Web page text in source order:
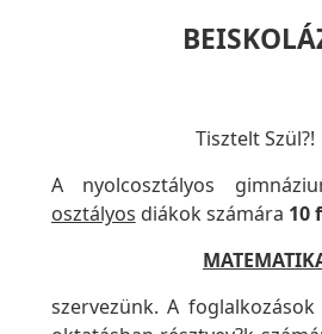
Tisztelt Szül?!
A nyolcosztályos
osztályos diákok számára 10
szervezünk. A